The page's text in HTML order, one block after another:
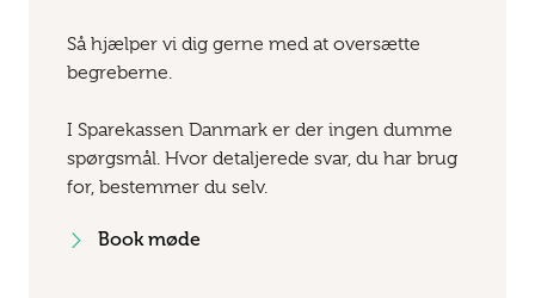
Så hjælper vi dig gerne med at oversætte
begreberne.
I Sparekassen Danmark er der ingen dumme
spørgsmål. Hvor detaljerede svar, du har brug
for, bestemmer du selv.
Book møde